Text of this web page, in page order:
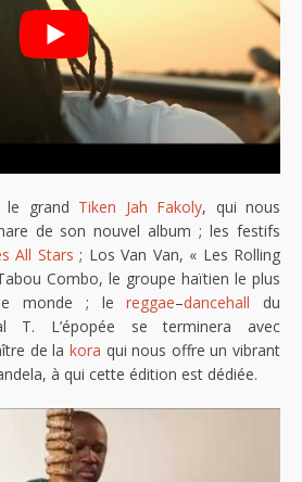
le grand Tiken Jah Fakoly, qui nous
de son nouvel album ; les festifs
All Stars ; Los Van Van, « Les Rolling
Combo, le groupe haïtien le plus
le monde ; lereggae–dancehall du
T. L’épopée se terminera avec
de lakora qui nous offre un vibrant
à qui cette édition est dédiée.